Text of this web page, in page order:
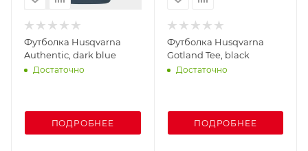
Футболка Husqvarna
Authentic, dark blue
Достаточно
ПОДРОБНЕЕ
Футболка Husqvarna
Gotland Tee, black
Достаточно
ПОДРОБНЕЕ